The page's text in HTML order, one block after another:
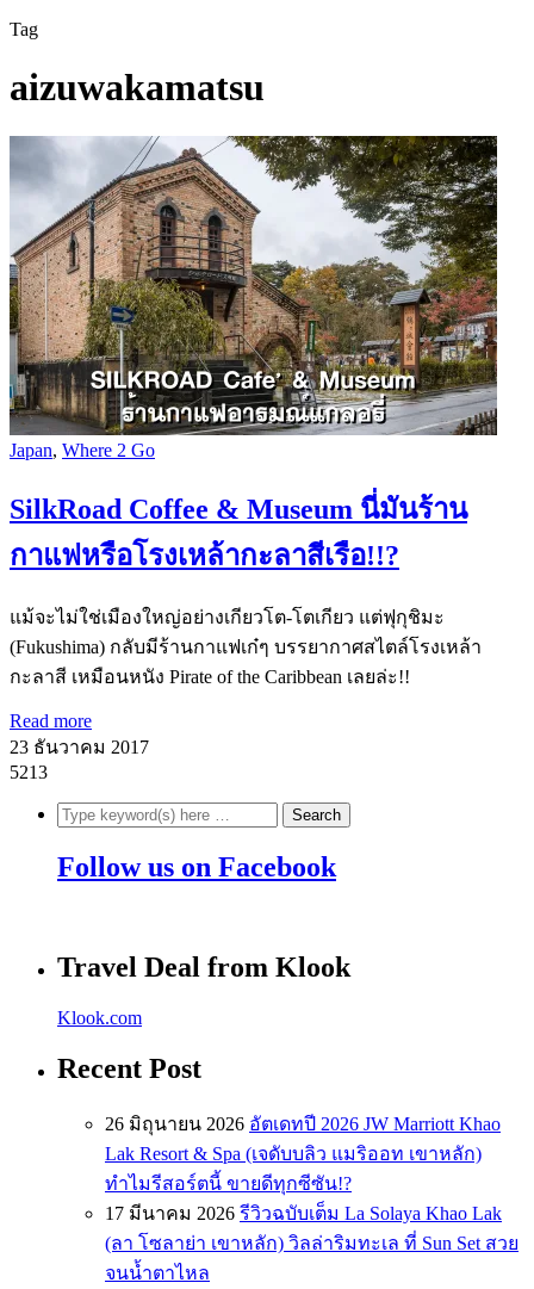
Tag
aizuwakamatsu
Japan, Where 2 Go
SilkRoad Coffee & Museum นี่มันร้าน
กาแฟหรือโรงเหล้ากะลาสีเรือ!!?
แม้จะไม่ใช่เมืองใหญ่อย่างเกียวโต-โตเกียว แต่ฟุกุชิมะ
(Fukushima) กลับมีร้านกาแฟเก๋ๆ บรรยากาศสไตล์โรงเหล้า
กะลาสี เหมือนหนัง Pirate of the Caribbean เลยล่ะ!!
Read more
23 ธันวาคม 2017
5213
Follow us on Facebook
Travel Deal from Klook
Klook.com
Recent Post
26 มิถุนายน 2026 อัตเดทปี 2026 JW Marriott Khao
Lak Resort & Spa (เจดับบลิว แมริออท เขาหลัก)
ทำไมรีสอร์ตนี้ ขายดีทุกซีซัน!?
17 มีนาคม 2026 รีวิวฉบับเต็ม La Solaya Khao Lak
(ลา โซลาย่า เขาหลัก) วิลล่าริมทะเล ที่ Sun Set สวย
จนน้ำตาไหล